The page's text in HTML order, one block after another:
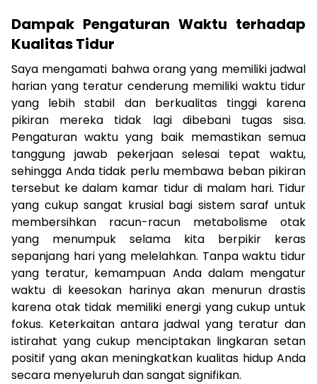
Dampak Pengaturan Waktu terhadap
Kualitas Tidur
Saya mengamati bahwa orang yang memiliki jadwal
harian yang teratur cenderung memiliki waktu tidur
yang lebih stabil dan berkualitas tinggi karena
pikiran mereka tidak lagi dibebani tugas sisa.
Pengaturan waktu yang baik memastikan semua
tanggung jawab pekerjaan selesai tepat waktu,
sehingga Anda tidak perlu membawa beban pikiran
tersebut ke dalam kamar tidur di malam hari. Tidur
yang cukup sangat krusial bagi sistem saraf untuk
membersihkan racun-racun metabolisme otak
yang menumpuk selama kita berpikir keras
sepanjang hari yang melelahkan. Tanpa waktu tidur
yang teratur, kemampuan Anda dalam mengatur
waktu di keesokan harinya akan menurun drastis
karena otak tidak memiliki energi yang cukup untuk
fokus. Keterkaitan antara jadwal yang teratur dan
istirahat yang cukup menciptakan lingkaran setan
positif yang akan meningkatkan kualitas hidup Anda
secara menyeluruh dan sangat signifikan.